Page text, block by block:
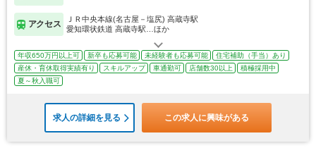
アクセス
ＪＲ中央本線(名古屋－塩尻) 高蔵寺駅
愛知環状鉄道 高蔵寺駅…ほか
年収650万円以上可 新卒も応募可能 未経験者も応募可能
住宅補助（手当）あり
産休・育休取得実績有り
スキルアップ 車通勤可 店舗数30以上
積極採用中
夏～秋入職可
求人の詳細を見る この求人に興味がある